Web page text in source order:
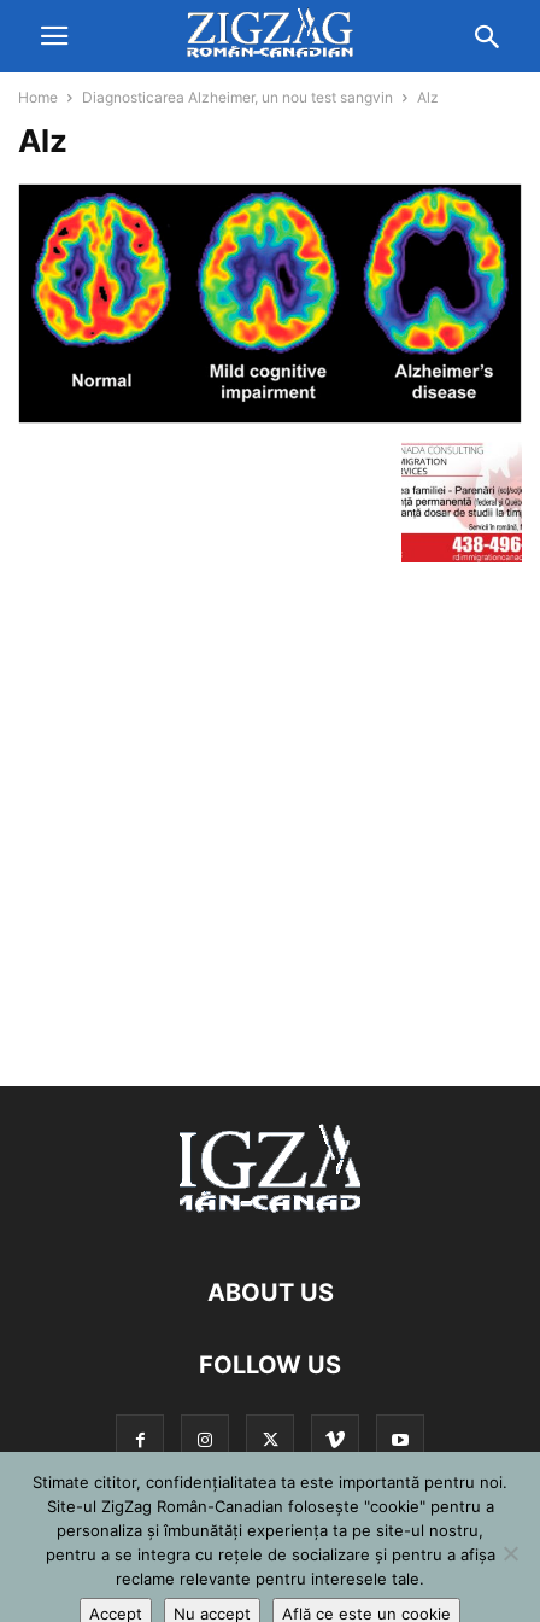
Home Diagnosticarea Alzheimer, un nou test sangvin Alz
Alz
ABOUT US
FOLLOW US
©
Stimate cititor, confidențialitatea ta este importantă pentru noi.
Site-ul ZigZag Român-Canadian folosește "cookie" pentru a
personaliza și îmbunătăți experiența ta pe site-ul nostru,
pentru a se integra cu reţele de socializare şi pentru a afişa
reclame relevante pentru interesele tale.
Accept
Nu accept Află ce este un cookie